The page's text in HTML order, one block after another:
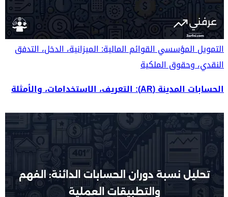
التمويل المؤسسيالقوائم المالية: الميزانية، الدخل، التدفق
النقدي، وحقوق الملكية
الحسابات المدينة (AR): التعريف، الاستخدامات، والأمثلة